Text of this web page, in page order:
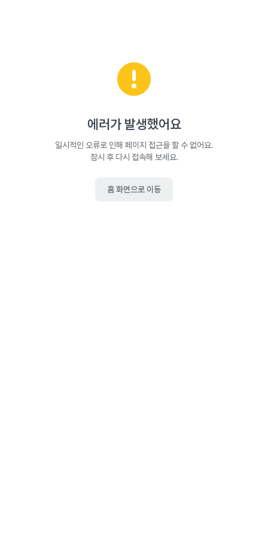
에러가 발생했어요
일시적인 오류로 인해 페이지 접근을 할 수 없어요.
잠시 후 다시 접속해 보세요.
홈 화면으로 이동